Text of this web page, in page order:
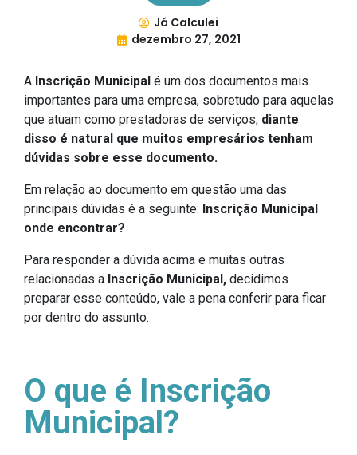
Já Calculei
dezembro 27, 2021
A Inscrição Municipal é um dos documentos mais
importantes para uma empresa, sobretudo para aquelas
que atuam como prestadoras de serviços, diante
disso é natural que muitos empresários tenham
dúvidas sobre esse documento.
Em relação ao documento em questão uma das
principais dúvidas é a seguinte: Inscrição Municipal
onde encontrar?
Para responder a dúvida acima e muitas outras
relacionadas a Inscrição Municipal, decidimos
preparar esse conteúdo, vale a pena conferir para ficar
por dentro do assunto.
O que é Inscrição
Municipal?